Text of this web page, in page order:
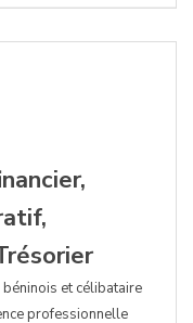
et célibataire
professionnelle